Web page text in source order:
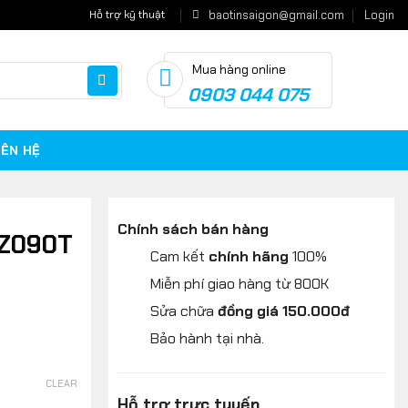
Hỗ trợ kỹ thuật baotinsaigon@gmail.com Login
Mua hàng online
0903 044 075
HỆ
CLEAR
Chính sách bán hàng
Cam kết chính hãng 100%
Miễn phí giao hàng từ 800K
Sửa chữađồng giá 150.000đ
Bảo hành tại nhà.